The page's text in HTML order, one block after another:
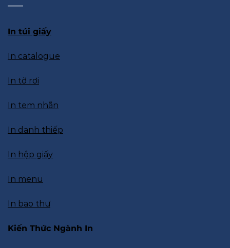
In túi giấy
In catalogue
In tờ rơi
In tem nhãn
In danh thiếp
In hộp giấy
In menu
In bao thư
Kiến Thức Ngành In